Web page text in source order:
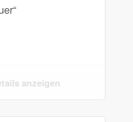
anzeigen